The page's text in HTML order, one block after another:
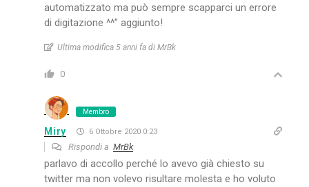
automatizzato ma può sempre scapparci un errore
di digitazione ^^” aggiunto!
Ultima modifica 5 anni fa di MrBk
0
Membro
Miry 6 Ottobre 2020 0:23
Rispondi aMrBk
parlavo di accollo perché lo avevo già chiesto su
twitter ma non volevo risultare molesta e ho voluto